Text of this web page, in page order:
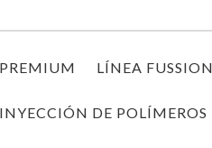
LÍNEA FUSSION
INYECCIÓN DE POLÍMEROS